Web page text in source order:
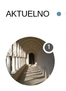
AKTUELNO